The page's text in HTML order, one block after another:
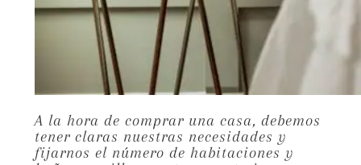
A la hora de comprar una casa, debemos
tener claras nuestras necesidades y
fijarnos el número de habitaciones y